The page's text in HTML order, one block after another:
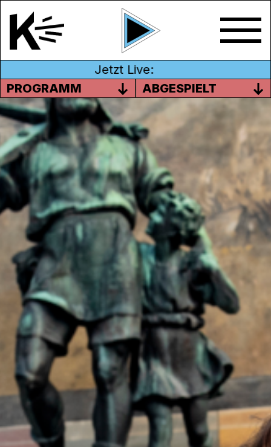
Jetzt Live:
PROGRAMM
ABGESPIELT
MINI NEIGIG, DINI NEIGIG
FOLGE 3 – DER SATIRISCHE
PODCAST ZUM
MONATSTHEMA
Foto: Gery Born
Ein satirischer Podcast zum Monatsthema
„Kanal K turnt in den Nischen“
Von Patti Basler und Pascal Nater
Für den Apropos Podcast zum
Monatsthema begeben sich die
Kabarettist*innenPatti Basler undPascal
Nater
auf einen Parcours seltener
Randsportarten. Im Aarauer Schachen
drehen sie drei weitere Folgen des
beliebten Radio-Gassenhauers „Mini Neigig,